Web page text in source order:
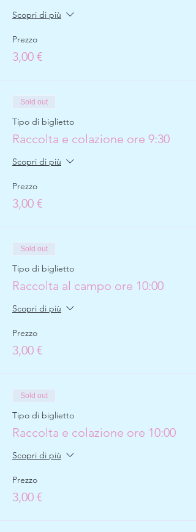
Scopri di più
Prezzo
3,00 €
Sold out
Tipo di biglietto
Raccolta e colazione ore 9:30
Scopri di più
Prezzo
3,00 €
Sold out
Tipo di biglietto
Raccolta al campo ore 10:00
Scopri di più
Prezzo
3,00 €
Sold out
Tipo di biglietto
Raccolta e colazione ore 10:00
Scopri di più
Prezzo
3,00 €